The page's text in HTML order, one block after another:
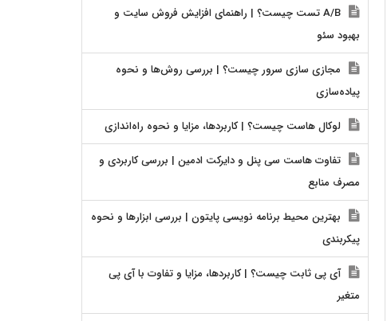
A/B تست چیست؟ | راهنمای افزایش فروش سایت و
بهبود سئو
مجازی سازی سرور چیست؟ | بررسی روش‌ها و نحوه
پیاده‌سازی
لوکال هاست چیست؟ | کاربردها، مزایا و نحوه راه‌اندازی
تفاوت هاست سی پنل و دایرکت ادمین | بررسی کاربردی و
مصرف منابع
بهترین محیط برنامه نویسی پایتون | بررسی ابزارها و نحوه
پیکربندی
آی پی ثابت چیست؟ | کاربردها، مزایا و تفاوت با آی پی
متغیر